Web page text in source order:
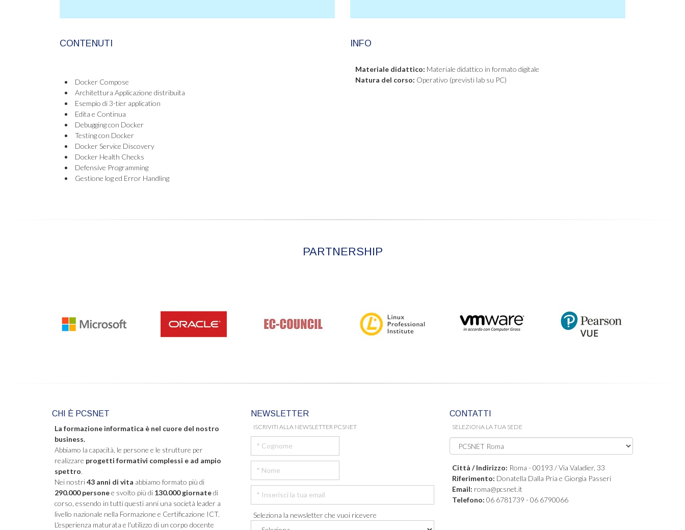
CONTENUTI
Docker Compose
Architettura Applicazione distribuita
Esempio di 3-tier application
Edita e Continua
Debugging con Docker
Testing con Docker
Docker Service Discovery
Docker Health Checks
Defensive Programming
Gestione log ed Error Handling
INFO
Materiale didattico: Materiale didattico in formato digitale
Natura del corso: Operativo (previsti lab su PC)
PARTNERSHIP
CHI È PCSNET
La formazione informatica è nel cuore del nostro
business.
Abbiamo la capacità, le persone e le strutture per
realizzare progetti formativi complessi e ad ampio
spettro.
Nei nostri43 anni di vita abbiamo formato più di
290.000 personee svolto più di 130.000 giornatedi
corso, essendo in tutti questi anni una società leader a
livello nazionale nella Formazione e Certificazione ICT.
L'esperienza maturata e l'utilizzo di un corpo docente
NEWSLETTER
ISCRIVITI ALLA NEWSLETTER PCSNET
Seleziona la newsletter che vuoi ricevere
CONTATTI
SELEZIONA LA TUA SEDE
Città / Indirizzo: Roma - 00193 / Via Valadier, 33
Riferimento: Donatella Dalla Pria e Giorgia Passeri
Email: roma@pcsnet.it
Telefono: 06 6781739 - 06 6790066